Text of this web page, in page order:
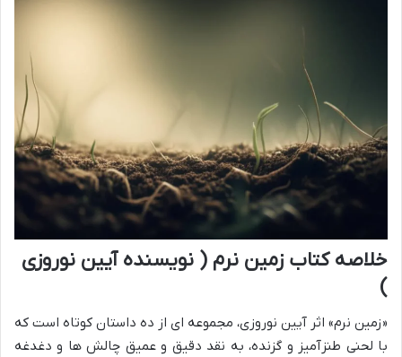
خلاصه کتاب زمین نرم ( نویسنده آیین نوروزی
)
«زمین نرم» اثر آیین نوروزی، مجموعه ای از ده داستان کوتاه است که
با لحنی طنزآمیز و گزنده، به نقد دقیق و عمیق چالش ها و دغدغه